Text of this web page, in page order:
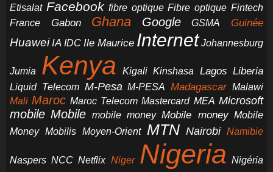
Etisalat Facebook fibre optique Fibre optique Fintech
France
Gabon Ghana Google GSMA Guinée
Huawei IA IDC Ile Maurice Internet Johannesburg
Jumia Kenya Kigali Kinshasa Lagos Liberia
Liquid Telecom M-Pesa M-PESA Madagascar Malawi
Mali Maroc Maroc Telecom Mastercard MEA Microsoft
mobile Mobile mobile money Mobile money Mobile
Money Mobilis Moyen-Orient MTN Nairobi Namibie
Naspers NCC Netflix Niger Nigeria Nigéria